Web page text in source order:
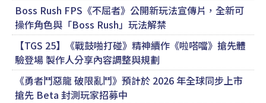
Boss Rush FPS《不屈者》公開新玩法宣傳片，全新可
操作角色與「Boss Rush」玩法解禁
【TGS 25】《戰鼓啪打碰》精神續作《啦嗒噹》搶先體
驗登場 製作人分享內容調整與規劃
《勇者鬥惡龍 破限亂鬥》預計於 2026 年全球同步上市
搶先 Beta 封測玩家招募中